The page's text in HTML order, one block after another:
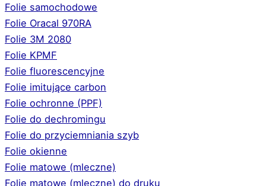
Folie samochodowe
Folie Oracal 970RA
Folie 3M 2080
Folie KPMF
Folie fluorescencyjne
Folie imitujące carbon
Folie ochronne (PPF)
Folie do dechromingu
Folie do przyciemniania szyb
Folie okienne
Folie matowe (mleczne)
Folie matowe (mleczne) do druku